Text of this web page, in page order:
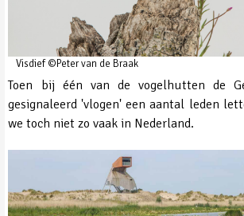
Visdief ©Peter van de Braak
Toen bij één van de vogelhutten de
gesignaleerd 'vlogen' een aantal leden
we toch niet zo vaak in Nederland.